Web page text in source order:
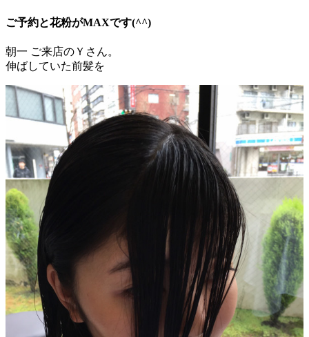
ご予約と花粉がMAXです(^^)
朝一 ご来店のＹさん。
伸ばしていた前髪を